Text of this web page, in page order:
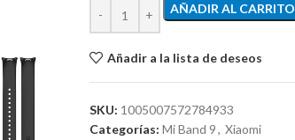
AÑADIR AL CARRITO
Añadir a la lista de deseos
SKU: 1005007572784933
Categorías: Mi Band 9, Xiaomi